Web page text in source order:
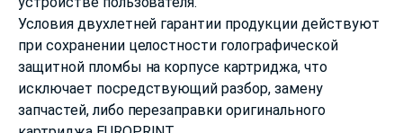
Условия двухлетней гарантии продукции действуют
при сохранении целостности голографической
защитной пломбы на корпусе картриджа, что
исключает посредствующий разбор, замену
запчастей, либо перезаправки оригинального